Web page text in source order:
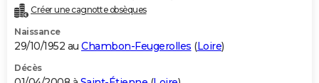
Créer une cagnotte obsèques
Naissance
29/10/1952 au Chambon-Feugerolles (Loire)
Décès